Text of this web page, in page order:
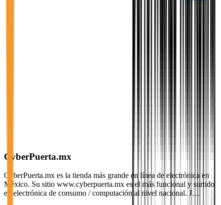
CyberPuerta.mx
CyberPuerta.mx es la tienda más grande en línea de electrónica en
México. Su sitio www.cyberpuerta.mx es el más funcional y surtido
en electrónica de consumo / computación al nivel nacional. J…